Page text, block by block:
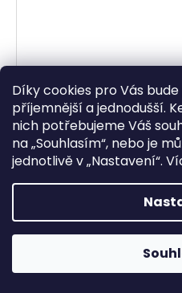
Díky cookies pro Vás
příjemnější a jednodušší.
nich potřebujeme Váš
na „Souhlasím“, nebo je
jednotlivě v „Nastavení“.
LIQUI MOLY Sprej pro
286,78 Kč
347
DO